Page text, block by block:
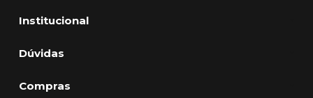
Institucional
Dúvidas
Compras